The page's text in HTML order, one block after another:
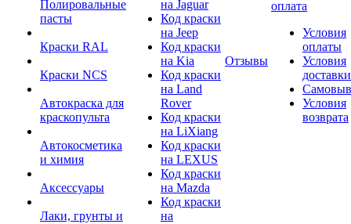
Полировальные
пасты
Краски RAL
Краски NCS
Автокраска для
краскопульта
Автокосметика
и химия
Аксессуары
Лаки, грунты и
на Jaguar
Код краски
на Jeep
Код краски
на Kia
Код краски
на Land
Rover
Код краски
на LiXiang
Код краски
на LEXUS
Код краски
на Mazda
Код краски
на
Отзывы
оплата
Условия
оплаты
Условия
доставки
Условия
возврата